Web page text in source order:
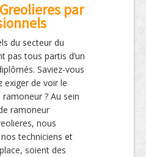
par
du secteur du
pas tous partis d’un
Saviez-vous
exiger de voir le
? Au sein
ramoneur
nous
techniciens et
soient des